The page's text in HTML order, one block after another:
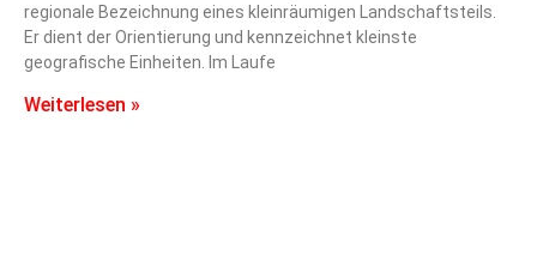
regionale Bezeichnung eines kleinräumigen Landschaftsteils.
Er dient der Orientierung und kennzeichnet kleinste
geografische Einheiten. Im Laufe
Weiterlesen »